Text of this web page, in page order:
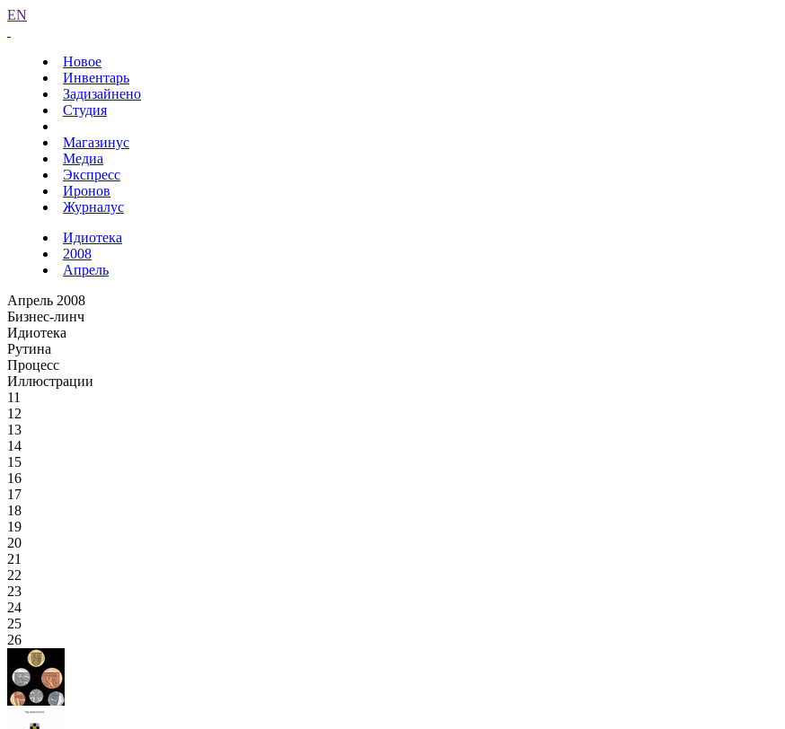
EN
Новое
Инвентарь
Задизайнено
Студия
Магазинус
Медиа
Экспресс
Иронов
Журналус
Идиотека
2008
Апрель
Апрель 2008
Бизнес-линч
Идиотека
Рутина
Процесс
Иллюстрации
11
12
13
14
15
16
17
18
19
20
21
22
23
24
25
26